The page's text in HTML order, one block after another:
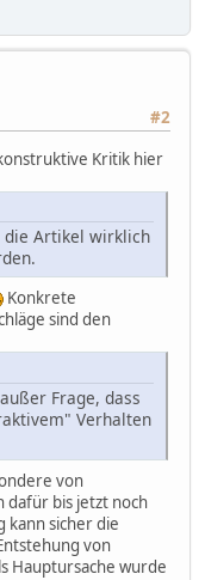
#2
Kritik hier
die Artikel wirklich
Konkrete
sind den
Frage, dass
Verhalten
von
dafür bis jetzt noch
kann sicher die
von
Hauptursache wurde